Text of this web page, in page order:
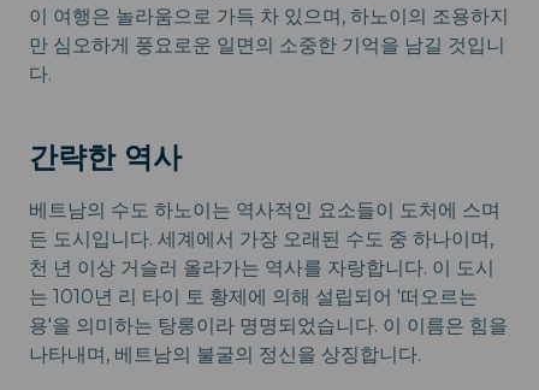
이 여행은 놀라움으로 가득 차 있으며, 하노이의 조용하지
만 심오하게 풍요로운 일면의 소중한 기억을 남길 것입니
다.
간략한 역사
베트남의 수도 하노이는 역사적인 요소들이 도처에 스며
든 도시입니다. 세계에서 가장 오래된 수도 중 하나이며,
천 년 이상 거슬러 올라가는 역사를 자랑합니다. 이 도시
는 1010년 리 타이 토 황제에 의해 설립되어 '떠오르는
용'을 의미하는 탕롱이라 명명되었습니다. 이 이름은 힘을
나타내며, 베트남의 불굴의 정신을 상징합니다.